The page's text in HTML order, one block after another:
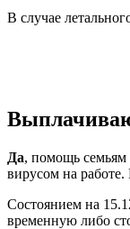
В случае
Да, помощь семьям
вирусом на работе.
Состоянием на
временную либо